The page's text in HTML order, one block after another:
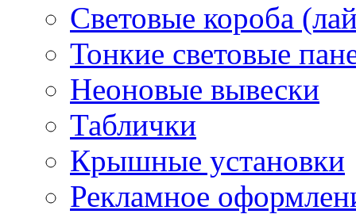
Световые короба
Тонкие световые
Неоновые вывески
Таблички
Крышные установки
Рекламное